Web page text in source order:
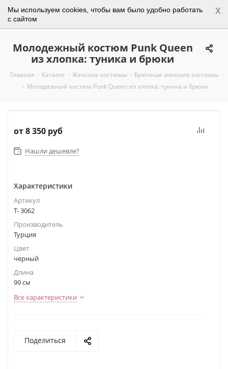
Мы используем cookies, чтобы вам было удобно работать
с сайтом
x
0
Молодежный костюм Punk Queen
из хлопка: туника и брюки
Главная - Каталог - Женские костюмы - Брючные женские костюмы
- Молодежный костюм Punk Queen из хлопка: туника и брюки
от8 350 руб
Нашли дешевле?
Характеристики
Артикул
Т- 3062
Производитель
Турция
Цвет
черный
Длина
99 см
Все характеристики
Поделиться